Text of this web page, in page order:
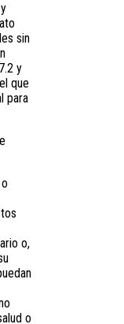
sin
y
que
para
o,
o